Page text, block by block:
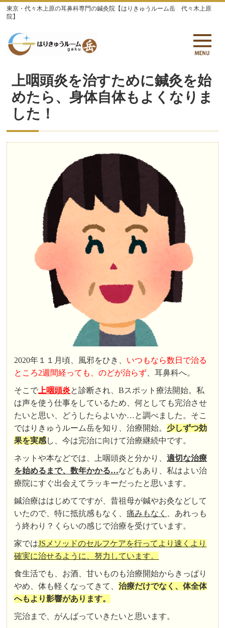
東京・代々木上原の耳鼻科専門の鍼灸院【はりきゅうルーム岳 代々木上原
院】
上咽頭炎を治すために鍼灸を始
めたら、身体自体もよくなりま
した！
2020年１１月頃、風邪をひき、 いつもなら数日で治る
ところ2週間経っても、のどが治らず 、耳鼻科へ。
そこで 上咽頭炎と診断され、Bスポット療法開始。私
は声を使う仕事をしているため、何としても完治させ
たいと思い、どうしたらよいか…と調べました。そこ
ではりきゅうルーム岳を知り、治療開始。 少しずつ効
果を実感し、今は完治に向けて治療継続中です。
ネットや本などでは、上咽頭炎と分かり、適切な治療
を始めるまで、数年かかる…などもあり、私はよい治
療院にすぐ出会えてラッキーだったと思います。
鍼治療ははじめてですが、昔祖母が鍼やお灸などして
いたので、特に抵抗感もなく、痛みもなく
、あれっも
う終わり？くらいの感じで治療を受けています。
家ではJSメソッドのセルフケアを行ってより速くより
確実に治せるように、努力しています。
食生活でも、お酒、甘いものも治療開始からきっぱり
やめ、体も軽くなってきて、治療だけでなく、体全体
へもより影響があります。
完治まで、がんばっていきたいと思います。